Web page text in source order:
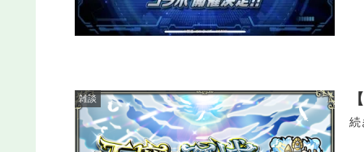
雑談
続